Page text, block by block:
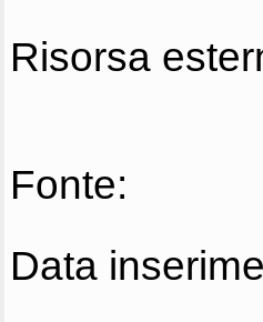
Risorsa
Fonte:
Data